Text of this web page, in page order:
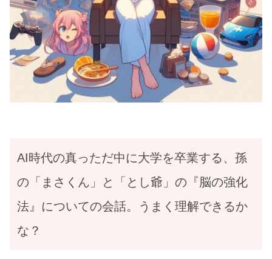
AI時代の真っただ中に大学を卒業する、孫
の「まさくん」と「とし爺」の『脳の強化
法』についての会話。うまく理解できるか
な？